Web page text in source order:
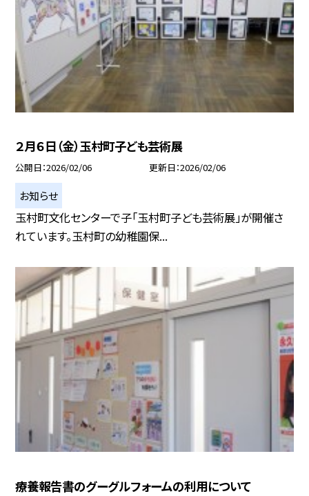
２月６日（金）玉村町子ども芸術展
公開日 2026/02/06 更新日 2026/02/06
お知らせ
玉村町文化センターで子「玉村町子ども芸術展」が開催さ
れています。玉村町の幼稚園保...
療養報告書のグーグルフォームの利用について